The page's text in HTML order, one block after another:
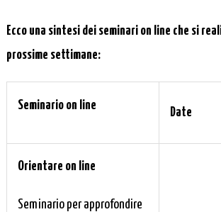
Ecco una sintesi dei seminari on line che si
prossime settimane:
Seminario on line
Date
Orientare on line
Seminario per approfondire